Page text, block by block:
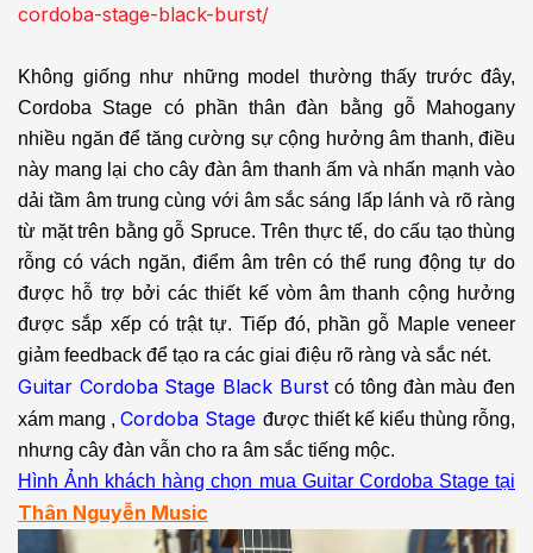
cordoba-stage-black-burst/
Không giống như những model thường thấy trước đây,
Cordoba Stage có phần thân đàn bằng gỗ Mahogany
nhiều ngăn để tăng cường sự cộng hưởng âm thanh, điều
này mang lại cho cây đàn âm thanh ấm và nhấn mạnh vào
dải tầm âm trung cùng với âm sắc sáng lấp lánh và rõ ràng
từ mặt trên bằng gỗ Spruce. Trên thực tế, do cấu tạo thùng
rỗng có vách ngăn, điểm âm trên có thể rung động tự do
được hỗ trợ bởi các thiết kế vòm âm thanh cộng hưởng
được sắp xếp có trật tự. Tiếp đó, phần gỗ Maple veneer
giảm feedback để tạo ra các giai điệu rõ ràng và sắc nét.
Guitar Cordoba Stage Black Burstcó tông đàn màu đen
xám mang ,Cordoba Stage được thiết kế kiểu thùng rỗng,
nhưng cây đàn vẫn cho ra âm sắc tiếng mộc.
Hình Ảnh khách hàng chọn mua Guitar Cordoba Stage tại
Thân Nguyễn Music